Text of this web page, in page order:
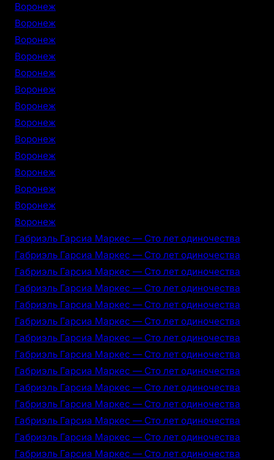
Воронеж
Воронеж
Воронеж
Воронеж
Воронеж
Воронеж
Воронеж
Воронеж
Воронеж
Воронеж
Воронеж
Воронеж
Воронеж
Воронеж
Габриэль Гарсиа Маркес — Сто лет одиночества
Габриэль Гарсиа Маркес — Сто лет одиночества
Габриэль Гарсиа Маркес — Сто лет одиночества
Габриэль Гарсиа Маркес — Сто лет одиночества
Габриэль Гарсиа Маркес — Сто лет одиночества
Габриэль Гарсиа Маркес — Сто лет одиночества
Габриэль Гарсиа Маркес — Сто лет одиночества
Габриэль Гарсиа Маркес — Сто лет одиночества
Габриэль Гарсиа Маркес — Сто лет одиночества
Габриэль Гарсиа Маркес — Сто лет одиночества
Габриэль Гарсиа Маркес — Сто лет одиночества
Габриэль Гарсиа Маркес — Сто лет одиночества
Габриэль Гарсиа Маркес — Сто лет одиночества
Габриэль Гарсиа Маркес — Сто лет одиночества